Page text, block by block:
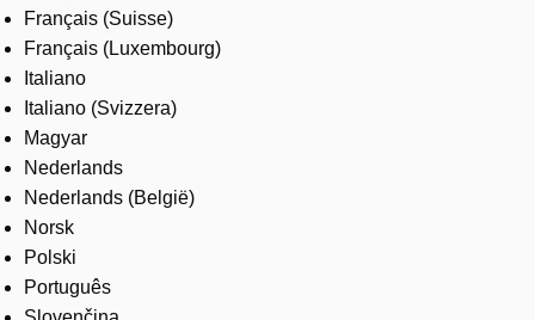
Français (Suisse)
Français (Luxembourg)
Italiano
Italiano (Svizzera)
Magyar
Nederlands
Nederlands (België)
Norsk
Polski
Português